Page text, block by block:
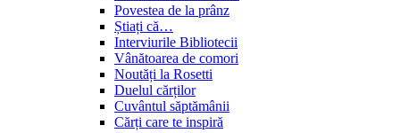
Povestea de la prânz
Știați că…
Interviurile Bibliotecii
Vânătoarea de comori
Noutăți la Rosetti
Duelul cărților
Cuvântul săptămânii
Cărți care te inspiră